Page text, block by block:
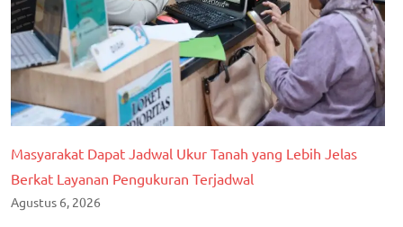
Masyarakat Dapat Jadwal Ukur Tanah yang Lebih Jelas
Berkat Layanan Pengukuran Terjadwal
Agustus 6, 2026